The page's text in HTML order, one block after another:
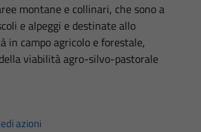
montane e collinari, che sono a
e alpeggi e destinate allo
in campo agricolo e forestale,
viabilità agro-silvo-pastorale
azioni